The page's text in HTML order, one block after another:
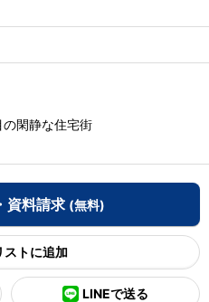
閑静な住宅街
資料請求 (無料)
スト
LINEで送る